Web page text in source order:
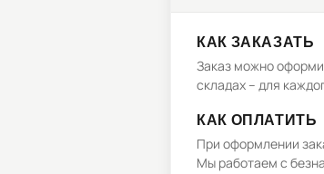
КАК ЗАКАЗАТЬ
Заказ можно
складах – для
КАК ОПЛАТИТЬ
При оформлении
Мы работаем с